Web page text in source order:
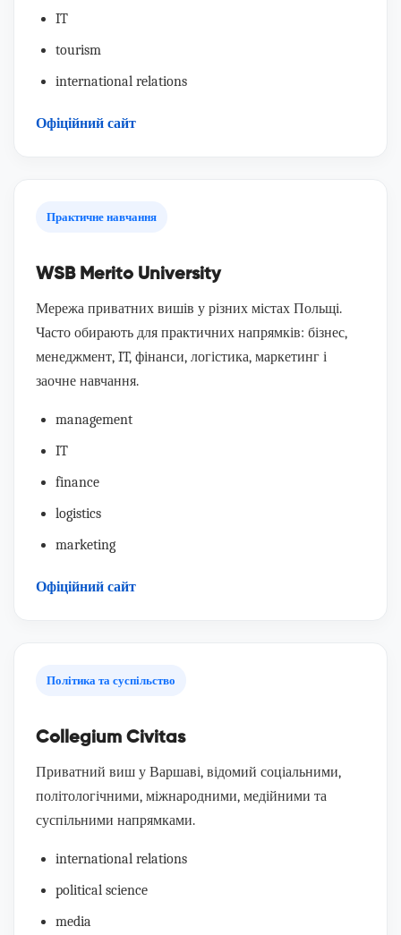
IT
tourism
international relations
Офіційний сайт
Практичне навчання
WSB Merito University
Мережа приватних вишів у різних містах Польщі.
Часто обирають для практичних напрямків: бізнес,
менеджмент, IT, фінанси, логістика, маркетинг і
заочне навчання.
management
IT
finance
logistics
marketing
Офіційний сайт
Політика та суспільство
Collegium Civitas
Приватний виш у Варшаві, відомий соціальними,
політологічними, міжнародними, медійними та
суспільними напрямками.
international relations
political science
media